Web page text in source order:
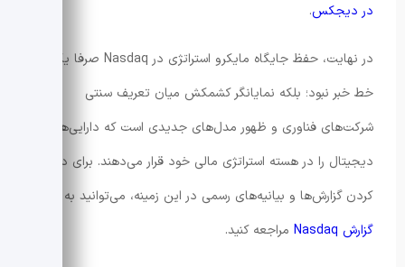
در دیجکس.
در نهایت، حفظ جایگاه مایکرو استراتژی در Nasdaq صرفا یک
خط خبر نبود؛ بلکه نمایانگر کشمکش میان تعریف سنتی
شرکت‌های فناوری و ظهور مدل‌های جدیدی است که دارایی‌های
دیجیتال را در هسته استراتژی مالی خود قرار می‌دهند. برای دنبال
کردن گزارش‌ها و بیانیه‌های رسمی در این زمینه، می‌توانید به
گزارش Nasdaq
مراجعه کنید.